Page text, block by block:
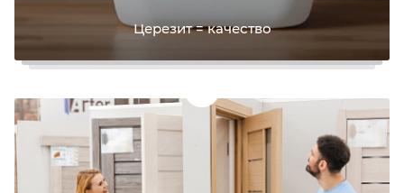
Церезит = качество